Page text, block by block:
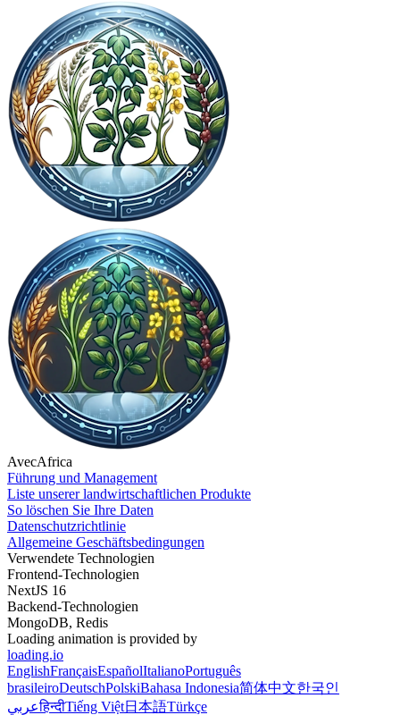
AvecAfrica
Führung und Management
Liste unserer landwirtschaftlichen Produkte
So löschen Sie Ihre Daten
Datenschutzrichtlinie
Allgemeine Geschäftsbedingungen
Verwendete Technologien
Frontend-Technologien
NextJS 16
Backend-Technologien
MongoDB, Redis
Loading animation is provided by
loading.io
EnglishFrançaisEspañolItalianoPortuguês
brasileiroDeutschPolskiBahasa Indonesia简体中文한국인
عربيहिन्दीTiếng Việt日本語Türkçe